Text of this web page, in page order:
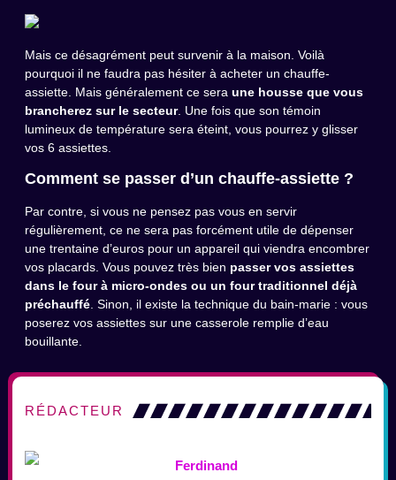
Mais ce désagrément peut survenir à la maison. Voilà
pourquoi il ne faudra pas hésiter à acheter un chauffe-
assiette. Mais généralement ce sera une housse que vous
brancherez sur le secteur. Une fois que son témoin
lumineux de température sera éteint, vous pourrez y glisser
vos 6 assiettes.
Comment se passer d’un chauffe-assiette ?
Par contre, si vous ne pensez pas vous en servir
régulièrement, ce ne sera pas forcément utile de dépenser
une trentaine d’euros pour un appareil qui viendra encombrer
vos placards. Vous pouvez très bien passer vos assiettes
dans le four à micro-ondes ou un four traditionnel déjà
préchauffé. Sinon, il existe la technique du bain-marie : vous
poserez vos assiettes sur une casserole remplie d’eau
bouillante.
RÉDACTEUR
Ferdinand